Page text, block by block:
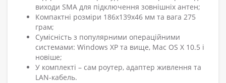
виходи SMA для підключення зовнішніх антен;
Компактні розміри 186x139x46 мм та вага 275
грам;
Сумісність з популярними операційними
системами: Windows XP та вище, Mac OS X 10.5 і
новіше;
У комплекті – сам роутер, адаптер живлення та
LAN-кабель.